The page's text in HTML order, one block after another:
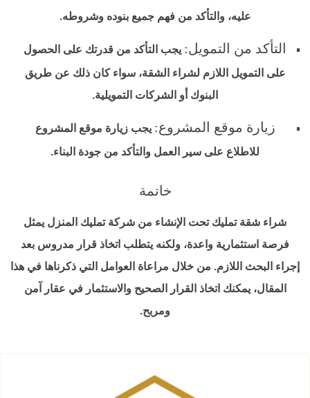
عليه، والتأكد من فهم جميع بنوده وشروطه.
التأكد من التمويل: يجب التأكد من قدرتك على الحصول
على التمويل اللازم لشراء الشقة، سواء كان ذلك عن طريق
البنوك أو الشركات التمويلية.
زيارة موقع المشروع: يجب زيارة موقع المشروع
للاطلاع على سير العمل والتأكد من جودة البناء.
خاتمة
شراء شقة تمليك تحت الإنشاء من شركة تمليك المنزل يمثل
فرصة استثمارية واعدة، ولكنه يتطلب اتخاذ قرار مدروس بعد
إجراء البحث اللازم. من خلال مراعاة العوامل التي ذكرناها في هذا
المقال، يمكنك اتخاذ القرار الصحيح والاستثمار في عقار آمن
ومربح.